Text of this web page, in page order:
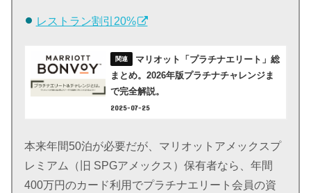
レストラン割引20%
マリオット「プラチナエリート」総
まとめ。2026年版プラチナチャレンジま
で完全解説。
2025-07-25
本来年間50泊が必要だが、マリオットアメックスプ
レミアム（旧 SPGアメックス）保有者なら、年間
400万円のカード利用でプラチナエリート会員の資